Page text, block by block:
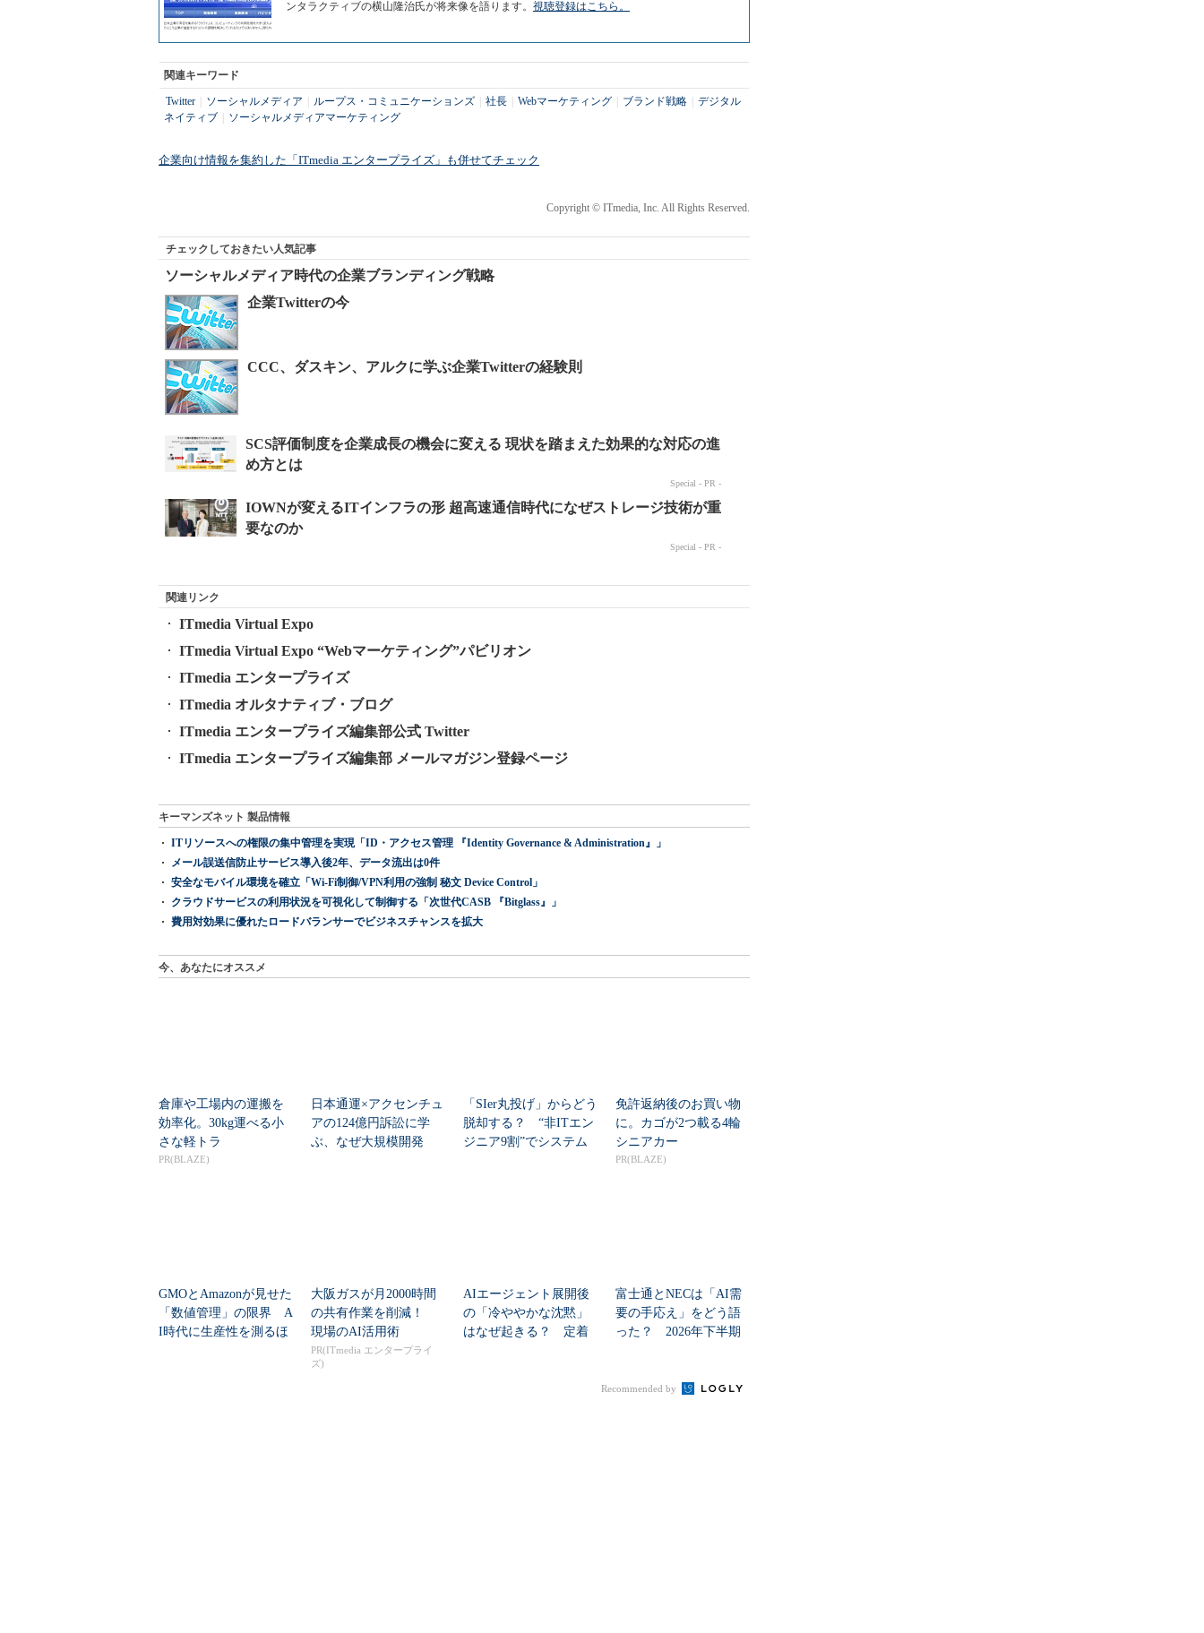
ンタラクティブの横山隆治氏が将来像を語ります。 視聴登録はこちら。
関連キーワード
Twitter ソーシャルメディア ループス・コミュニケーションズ 社長 Webマーケティング ブランド戦略
デジタル
ネイティブ
ソーシャルメディアマーケティング
企業向け情報を集約した「ITmedia エンタープライズ」も併せてチェック
Copyright © ITmedia, Inc. All Rights Reserved.
チェックしておきたい人気記事
ソーシャルメディア時代の企業ブランディング戦略
企業Twitterの今
CCC、ダスキン、アルクに学ぶ企業Twitterの経験則
関連リンク
ITmedia Virtual Expo
ITmedia Virtual Expo “Webマーケティング”パビリオン
ITmedia エンタープライズ
ITmedia オルタナティブ・ブログ
ITmedia エンタープライズ編集部公式 Twitter
ITmedia エンタープライズ編集部 メールマガジン登録ページ
キーマンズネット 製品情報
ITリソースへの権限の集中管理を実現「ID・アクセス管理 『Identity Governance & Administration』」
メール誤送信防止サービス導入後2年、データ流出は0件
安全なモバイル環境を確立「Wi-Fi制御/VPN利用の強制 秘文 Device Control」
クラウドサービスの利用状況を可視化して制御する「次世代CASB 『Bitglass』」
費用対効果に優れたロードバランサーでビジネスチャンスを拡大
今、あなたにオススメ
倉庫や工場内の運搬を
効率化。30kg運べる小
さな軽トラ
PR(BLAZE)
日本通運×アクセンチュ
アの124億円訴訟に学
ぶ、なぜ大規模開発
「SIer丸投げ」からどう
脱却する？ “非ITエン
ジニア9割”でシステム
免許返納後のお買い物
に。カゴが2つ載る4輪
シニアカー
PR(BLAZE)
GMOとAmazonが見せた
「数値管理」の限界 A
I時代に生産性を測るほ
大阪ガスが月2000時間
の共有作業を削減！
現場のAI活用術
PR(ITmedia エンタープライ
ズ)
AIエージェント展開後
の「冷ややかな沈黙」
はなぜ起きる？ 定着
富士通とNECは「AI需
要の手応え」をどう語
った？ 2026年下半期
Recommended by